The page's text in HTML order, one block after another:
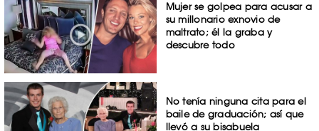
Mujer se golpea para acusar a
su millonario exnovio de
maltrato; él la graba y
descubre todo
No tenía ninguna cita para el
baile de graduación; así que
llevó a su bisabuela